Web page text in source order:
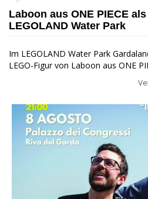
Laboon aus ONE PIECE
LEGOLAND Water Park
Im LEGOLAND Water Park
LEGO-Figur von Laboon aus ONE